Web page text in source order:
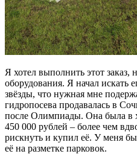
Я хотел выполнить этот заказ,
оборудования. Я начал искать
звёзды, что нужная мне
гидропосева продавалась в
после Олимпиады. Она была в
450 000 рублей – более чем
рискнуть и купил её. У меня
её на разметке парковок.